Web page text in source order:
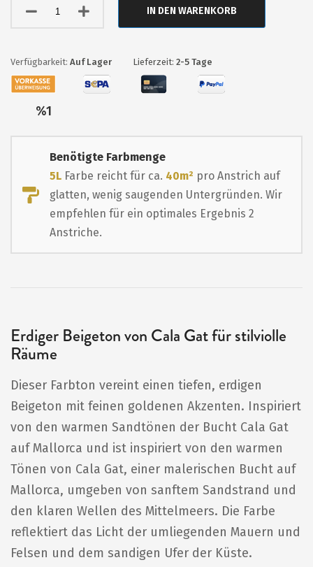
IN DEN WARENKORB
Auf Lager Lieferzeit: 2-5 Tage
%1
Benötigte Farbmenge
5L Farbe reicht für ca. 40m² pro Anstrich auf
glatten, wenig saugenden Untergründen. Wir
empfehlen für ein optimales Ergebnis 2
Anstriche.
Erdiger Beigeton von Cala Gat für stilviolle
Räume
Dieser Farbton vereint einen tiefen, erdigen
Beigeton mit feinen goldenen Akzenten. Inspiriert
von den warmen Sandtönen der Bucht Cala Gat
auf Mallorca und ist inspiriert von den warmen
Tönen von Cala Gat, einer malerischen Bucht auf
Mallorca, umgeben von sanftem Sandstrand und
den klaren Wellen des Mittelmeers. Die Farbe
reflektiert das Licht der umliegenden Mauern und
Felsen und dem sandigen Ufer der Küste.